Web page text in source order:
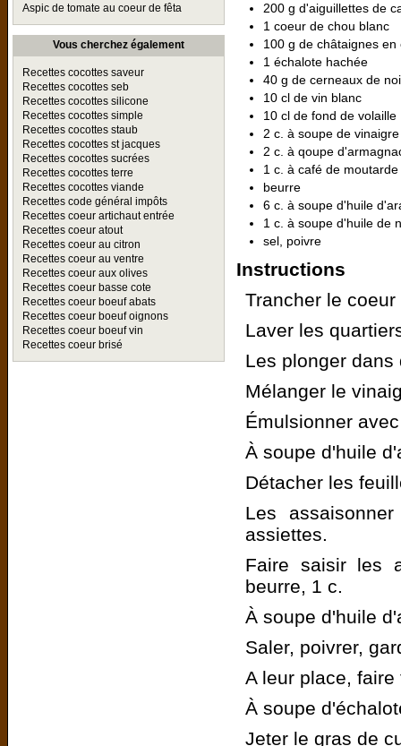
Aspic de tomate au coeur de fêta
Vous cherchez également
Recettes cocottes saveur
Recettes cocottes seb
Recettes cocottes silicone
Recettes cocottes simple
Recettes cocottes staub
Recettes cocottes st jacques
Recettes cocottes sucrées
Recettes cocottes terre
Recettes cocottes viande
Recettes code général impôts
Recettes coeur artichaut entrée
Recettes coeur atout
Recettes coeur au citron
Recettes coeur au ventre
Recettes coeur aux olives
Recettes coeur basse cote
Recettes coeur boeuf abats
Recettes coeur boeuf oignons
Recettes coeur boeuf vin
Recettes coeur brisé
200 g d'aiguillettes de
1 coeur de chou blanc
100 g de châtaignes en
1 échalote hachée
40 g de cerneaux de
10 cl de vin blanc
10 cl de fond de volaille
2 c. à soupe de
2 c. à qoupe
1 c. à café de moutarde
beurre
6 c. à soupe d'huile
1 c. à soupe d'huile de
sel, poivre
Instructions
Trancher le
Laver les
Les plonger
Mélanger le
Émulsionner
À soupe d'huile
Détacher les
Les
assiettes.
Faire saisir les
beurre, 1 c.
À soupe d'huile
Saler, poivrer,
A leur place,
À soupe
Jeter le gras de